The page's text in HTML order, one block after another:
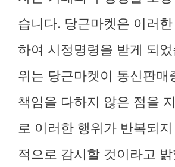
습니다. 당근마켓은 이러
하여 시정명령을 받게 되
위는 당근마켓이 통신판매
책임을 다하지 않은 점을
로 이러한 행위가 반복되
적으로 감시할 것이라고